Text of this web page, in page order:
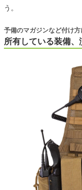
う。
所有している装備
予備のマガジンなど付け方